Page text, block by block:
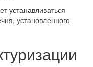
устанавливаться
установленного